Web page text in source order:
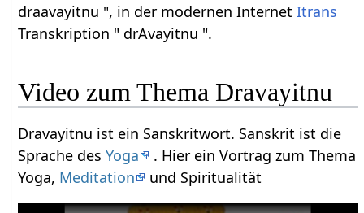
draavayitnu ", in der modernen InternetItrans
Transkription " drAvayitnu ".
Video zum Thema Dravayitnu
Dravayitnu ist ein Sanskritwort. Sanskrit ist die
Sprache desYoga
. Hier ein Vortrag zum Thema
Yoga, Meditation und Spiritualität